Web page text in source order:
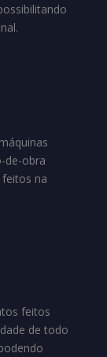
de-obra
na
feitos
de todo